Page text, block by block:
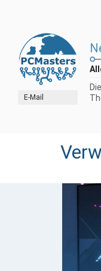
E-Mail